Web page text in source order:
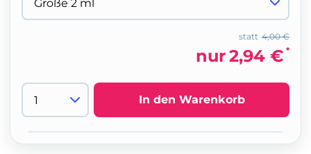
4,00 €
statt
nur2,94 € *
In den Warenkorb